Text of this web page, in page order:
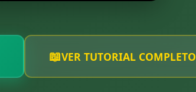
📖VER TUTORIAL COMPLETO